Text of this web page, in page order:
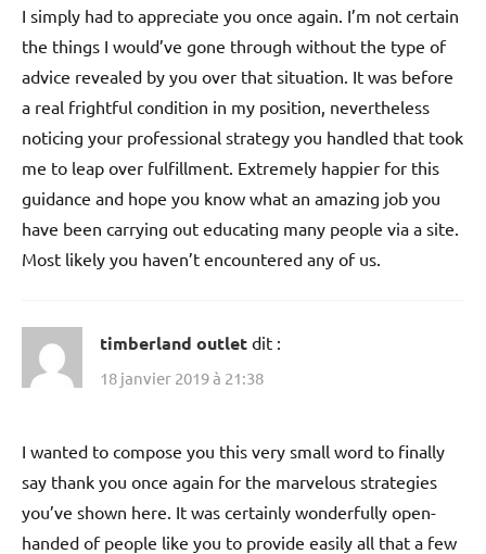
I simply had to appreciate you once again. I’m not certain
the things I would’ve gone through without the type of
advice revealed by you over that situation. It was before
a real frightful condition in my position, nevertheless
noticing your professional strategy you handled that took
me to leap over fulfillment. Extremely happier for this
guidance and hope you know what an amazing job you
have been carrying out educating many people via a site.
Most likely you haven’t encountered any of us.
timberland outlet dit :
18 janvier 2019 à 21:38
I wanted to compose you this very small word to finally
say thank you once again for the marvelous strategies
you’ve shown here. It was certainly wonderfully open-
handed of people like you to provide easily all that a few